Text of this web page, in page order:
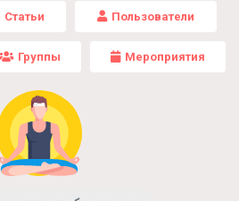
Статьи Пользователи
Группы Мероприятия